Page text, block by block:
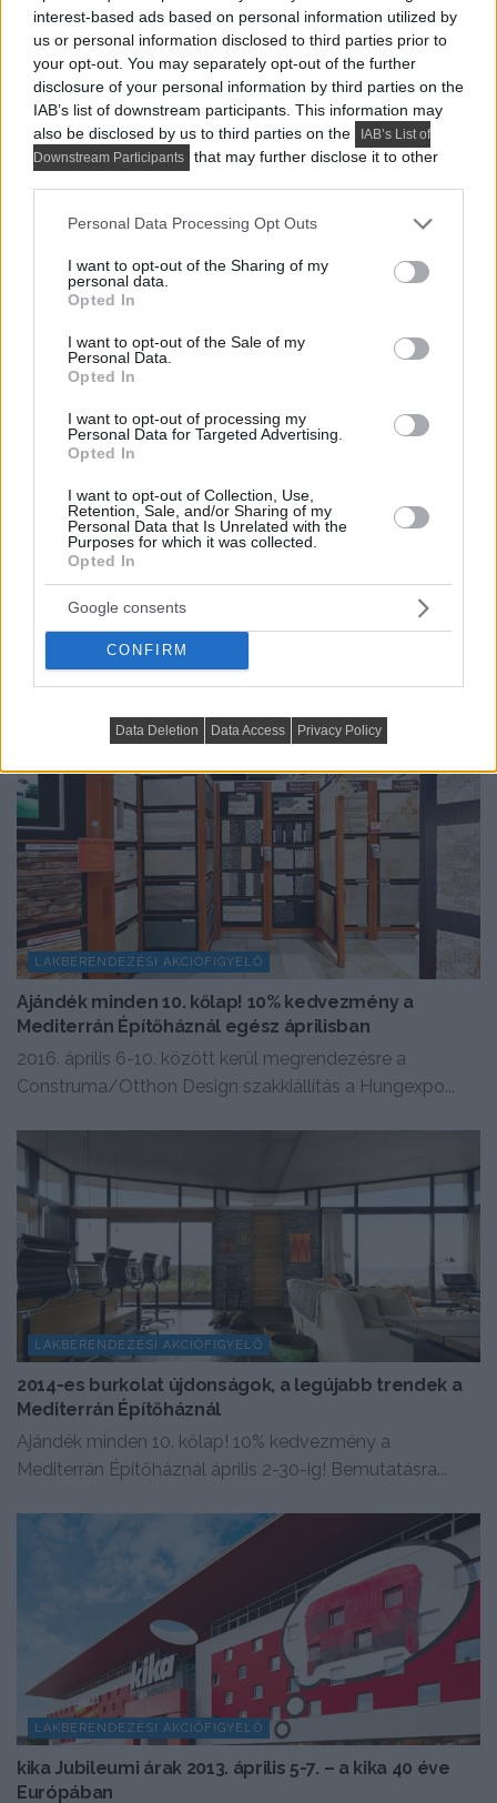
interest-based ads based on personal information utilized by
us or personal information disclosed to third parties prior to
your opt-out. You may separately opt-out of the further
disclosure of your personal information by third parties on the
IAB’s list of downstream participants. This information may
also be disclosed by us to third parties on the
IAB’s List of
Downstream Participants
that may further disclose it to other
Please note that this website/app uses one or more Google
not limited to your visit or usage behaviour. You may click to
grant or deny consent to Google and its third-party tags to
use your data for below specified purposes in below Google
consent section.
Personal Data Processing Opt Outs
I want to opt-out of the Sharing of my
personal data.
Opted In
I want to opt-out of the Sale of my
Personal Data.
Opted In
I want to opt-out of processing my
Personal Data for Targeted Advertising.
Opted In
I want to opt-out of Collection, Use,
Retention, Sale, and/or Sharing of my
Personal Data that Is Unrelated with the
Purposes for which it was collected.
Opted In
Google consents
CONFIRM
Data Deletion Data Access Privacy Policy
Bohemian Apartment | Incorporated
Következő cikk
Eklektika a lakberendezésben – különböző korok,
irányzatok stílusjegyeinek keverése
Lakberendezési akciófigyelő
Ezek a cikkek is érdekelhetnek:
LAKBERENDEZÉSI AKCIÓFIGYELŐ
Válassz praktikus bútorokat és kiegészítőket az
előszobába és a fürdőbe akciós árakon a mömax
termékeiből
Az előszoba és a fürdőszoba egyaránt fontos
LAKBERENDEZÉSI AKCIÓFIGYELŐ
Ajándék minden 10. kőlap! 10% kedvezmény a
Mediterrán Építőháznál egész áprilisban
2016. április 6-10. között kerül megrendezésre a
Construma/Otthon Design szakkiállítás a Hungexpo...
LAKBERENDEZÉSI AKCIÓFIGYELŐ
2014-es burkolat újdonságok, a legújabb trendek a
Mediterrán Építőháznál
Ajándék minden 10. kőlap! 10% kedvezmény a
Mediterrán Építőháznál április 2-30-ig! Bemutatásra...
LAKBERENDEZÉSI AKCIÓFIGYELŐ
kika Jubileumi árak 2013. április 5-7. – a kika 40 éve
Európában